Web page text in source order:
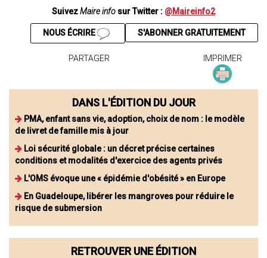
SuivezMaire info sur Twitter : @Maireinfo2
S'ABONNER GRATUITEMENT
NOUS ÉCRIRE
PARTAGER IMPRIMER
DANS L'ÉDITION DU JOUR
PMA, enfant sans vie, adoption, choix de nom : le modèle
de livret de famille mis à jour
Loi sécurité globale : un décret précise certaines
conditions et modalités d'exercice des agents privés
L'OMS évoque une « épidémie d'obésité » en Europe
En Guadeloupe, libérer les mangroves pour réduire le
risque de submersion
RETROUVER UNE ÉDITION